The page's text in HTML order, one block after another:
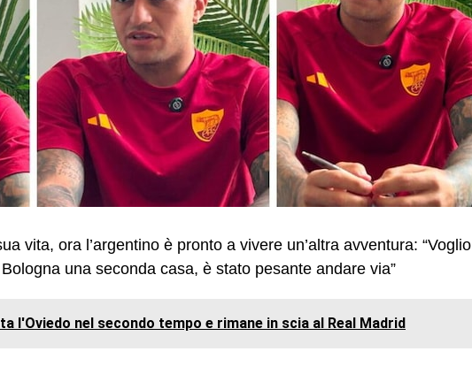
vita, ora l’argentino è pronto a vivere un’altra avventura: “Voglio
una seconda casa, è stato pesante andare via”
l'Oviedo nel secondo tempo e rimane in scia al Real Madrid